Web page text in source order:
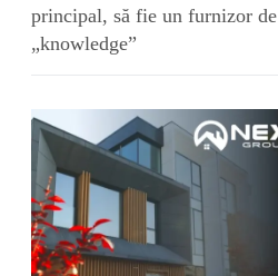
principal, să fie un furnizor de
„knowledge”